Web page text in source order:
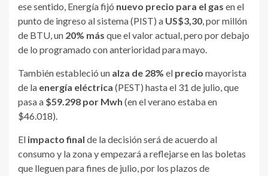
ese sentido, Energía fijó nuevo precio para el gas en el
punto de ingreso al sistema (PIST) a US$3,30, por millón
de BTU, un 20% más que el valor actual, pero por debajo
de lo programado con anterioridad para mayo.
También estableció un alza de 28% el precio mayorista
de la energía eléctrica (PEST) hasta el 31 de julio, que
pasa a $59.298 por Mwh (en el verano estaba en
$46.018).
El impacto final de la decisión será de acuerdo al
consumo y la zona y empezará a reflejarse en las boletas
que lleguen para fines de julio, por los plazos de